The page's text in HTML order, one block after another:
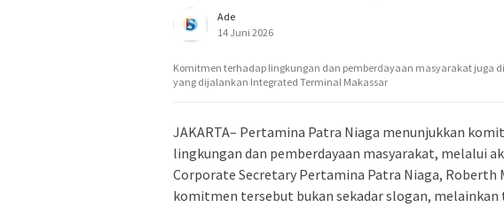
Ade
14 Juni 2026
Komitmen terhadap lingkungan dan pemberdayaan masyarakat juga
yang dijalankan Integrated Terminal Makassar
JAKARTA– Pertamina Patra Niaga menunjukkan
lingkungan dan pemberdayaan masyarakat, melalui
Corporate Secretary Pertamina Patra Niaga, Roberth
komitmen tersebut bukan sekadar slogan, melainkan